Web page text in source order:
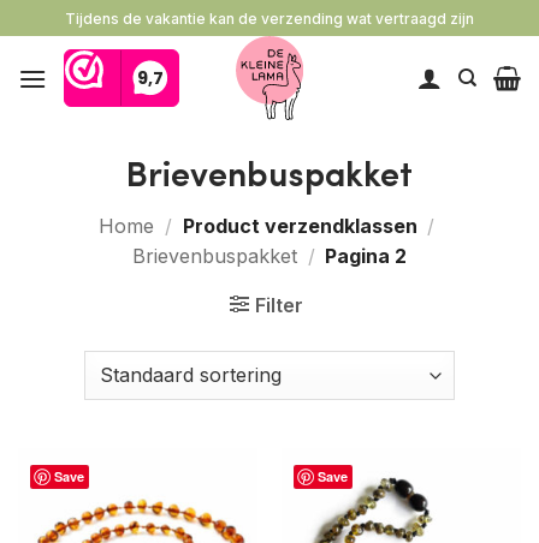
naar
inhoud
Tijdens de vakantie kan de verzending wat vertraagd zijn
Brievenbuspakket
Home / Product verzendklassen /
Brievenbuspakket / Pagina 2
Filter
Save Save